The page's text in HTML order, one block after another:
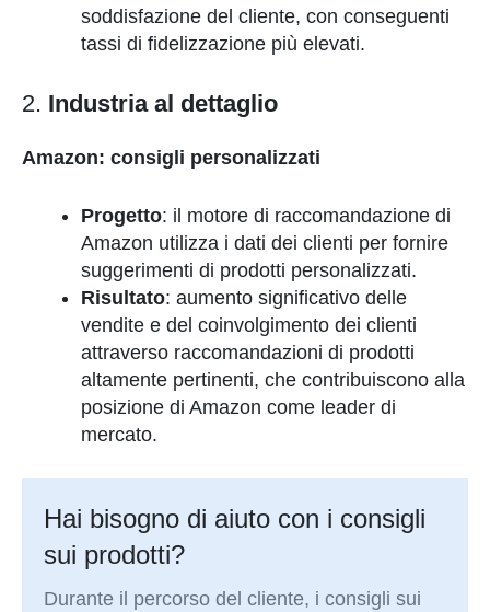
soddisfazione del cliente, con conseguenti
tassi di fidelizzazione più elevati.
2. Industria al dettaglio
Amazon: consigli personalizzati
Progetto: il motore di raccomandazione di
Amazon utilizza i dati dei clienti per fornire
suggerimenti di prodotti personalizzati.
Risultato: aumento significativo delle
vendite e del coinvolgimento dei clienti
attraverso raccomandazioni di prodotti
altamente pertinenti, che contribuiscono alla
posizione di Amazon come leader di
mercato.
Hai bisogno di aiuto con i consigli
sui prodotti?
Durante il percorso del cliente, i consigli sui